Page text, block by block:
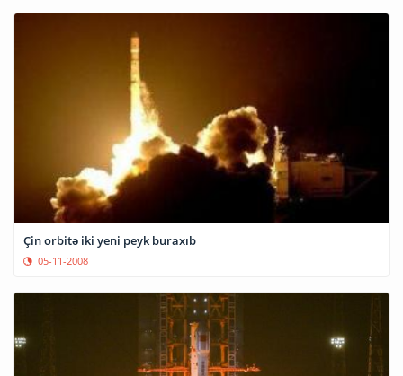
Çin orbitə iki yeni peyk buraxıb
05-11-2008